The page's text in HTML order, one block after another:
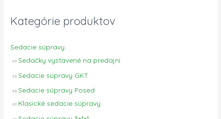
Kategórie produktov
Sedacie súpravy
Sedačky vystavené na predajni
Sedacie súpravy GKT
Sedacie súpravy Posed
Klasické sedacie súpravy